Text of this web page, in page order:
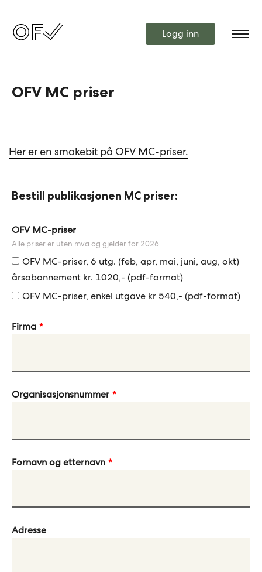
Logg inn
OFV MC priser
Her er en smakebit på OFV MC-priser.
Bestill publikasjonen MC priser:
Leave
this
field
blank
OFV MC-priser
Alle priser er uten mva og gjelder for 2026.
OFV MC-priser, 6 utg. (feb, apr, mai, juni, aug, okt)
årsabonnement kr. 1020,- (pdf-format)
OFV MC-priser, enkel utgave kr 540,- (pdf-format)
Firma
Organisasjonsnummer
Fornavn og etternavn
Adresse